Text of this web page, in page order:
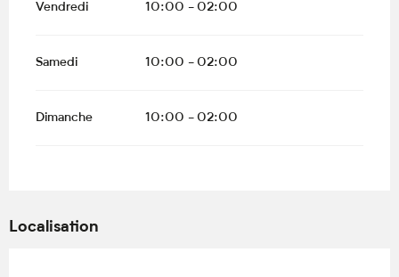
Vendredi 10:00 - 02:00
Samedi 10:00 - 02:00
Dimanche 10:00 - 02:00
Localisation